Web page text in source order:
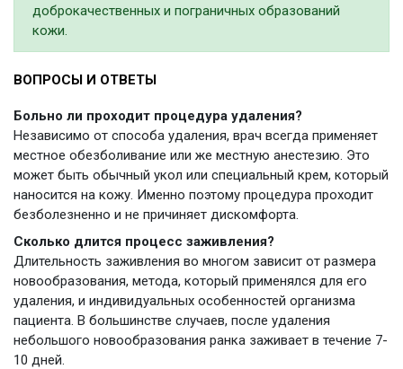
доброкачественных и пограничных образований
кожи.
ВОПРОСЫ И ОТВЕТЫ
Больно ли проходит процедура удаления?
Независимо от способа удаления, врач всегда применяет
местное обезболивание или же местную анестезию. Это
может быть обычный укол или специальный крем, который
наносится на кожу. Именно поэтому процедура проходит
безболезненно и не причиняет дискомфорта.
Сколько длится процесс заживления?
Длительность заживления во многом зависит от размера
новообразования, метода, который применялся для его
удаления, и индивидуальных особенностей организма
пациента. В большинстве случаев, после удаления
небольшого новообразования ранка заживает в течение 7-
10 дней.